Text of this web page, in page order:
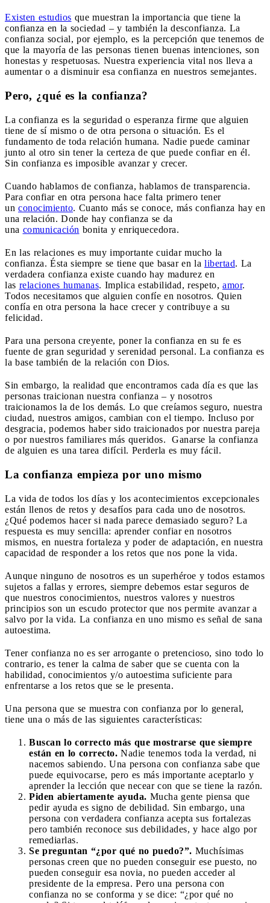
Existen estudios que muestran la importancia que tiene la
confianza en la sociedad – y también la desconfianza. La
confianza social, por ejemplo, es la percepción que tenemos de
que la mayoría de las personas tienen buenas intenciones, son
honestas y respetuosas. Nuestra experiencia vital nos lleva a
aumentar o a disminuir esa confianza en nuestros semejantes.
Pero, ¿qué es la confianza?
La confianza es la seguridad o esperanza firme que alguien
tiene de sí mismo o de otra persona o situación. Es el
fundamento de toda relación humana. Nadie puede caminar
junto al otro sin tener la certeza de que puede confiar en él.
Sin confianza es imposible avanzar y crecer.
Cuando hablamos de confianza, hablamos de transparencia.
Para confiar en otra persona hace falta primero tener
un conocimiento. Cuanto más se conoce, más confianza hay en
una relación. Donde hay confianza se da
una comunicación bonita y enriquecedora.
En las relaciones es muy importante cuidar mucho la
confianza. Ésta siempre se tiene que basar en la libertad. La
verdadera confianza existe cuando hay madurez en
las relaciones humanas. Implica estabilidad, respeto, amor.
Todos necesitamos que alguien confíe en nosotros. Quien
confía en otra persona la hace crecer y contribuye a su
felicidad.
Para una persona creyente, poner la confianza en su fe es
fuente de gran seguridad y serenidad personal. La confianza es
la base también de la relación con Dios.
Sin embargo, la realidad que encontramos cada día es que las
personas traicionan nuestra confianza – y nosotros
traicionamos la de los demás. Lo que creíamos seguro, nuestra
ciudad, nuestros amigos, cambian con el tiempo. Incluso por
desgracia, podemos haber sido traicionados por nuestra pareja
o por nuestros familiares más queridos. Ganarse la confianza
de alguien es una tarea difícil. Perderla es muy fácil.
La confianza empieza por uno mismo
La vida de todos los días y los acontecimientos excepcionales
están llenos de retos y desafíos para cada uno de nosotros.
¿Qué podemos hacer si nada parece demasiado seguro? La
respuesta es muy sencilla: aprender confiar en nosotros
mismos, en nuestra fortaleza y poder de adaptación, en nuestra
capacidad de responder a los retos que nos pone la vida.
Aunque ninguno de nosotros es un superhéroe y todos estamos
sujetos a fallas y errores, siempre debemos estar seguros de
que nuestros conocimientos, nuestros valores y nuestros
principios son un escudo protector que nos permite avanzar a
salvo por la vida. La confianza en uno mismo es señal de sana
autoestima.
Tener confianza no es ser arrogante o pretencioso, sino todo lo
contrario, es tener la calma de saber que se cuenta con la
habilidad, conocimientos y/o autoestima suficiente para
enfrentarse a los retos que se le presenta.
Una persona que se muestra con confianza por lo general,
tiene una o más de las siguientes características:
Buscan lo correcto más que mostrarse que siempre
están en lo correcto. Nadie tenemos toda la verdad, ni
nacemos sabiendo. Una persona con confianza sabe que
puede equivocarse, pero es más importante aceptarlo y
aprender la lección que necear con que se tiene la razón.
Piden abiertamente ayuda. Mucha gente piensa que
pedir ayuda es signo de debilidad. Sin embargo, una
persona con verdadera confianza acepta sus fortalezas
pero también reconoce sus debilidades, y hace algo por
remediarlas.
Se preguntan “¿por qué no puedo?”. Muchísimas
personas creen que no pueden conseguir ese puesto, no
pueden conseguir esa novia, no pueden acceder al
presidente de la empresa. Pero una persona con
confianza no se conforma y se dice: “¿por qué no